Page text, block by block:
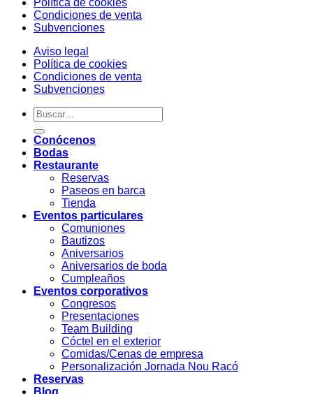
Condiciones de venta
Subvenciones
Aviso legal
Política de cookies
Condiciones de venta
Subvenciones
Conócenos
Bodas
Restaurante
Reservas
Paseos en barca
Tienda
Eventos particulares
Comuniones
Bautizos
Aniversarios
Aniversarios de boda
Cumpleaños
Eventos corporativos
Congresos
Presentaciones
Team Building
Cóctel en el exterior
Comidas/Cenas de empresa
Personalización Jornada Nou Racó
Reservas
Blog